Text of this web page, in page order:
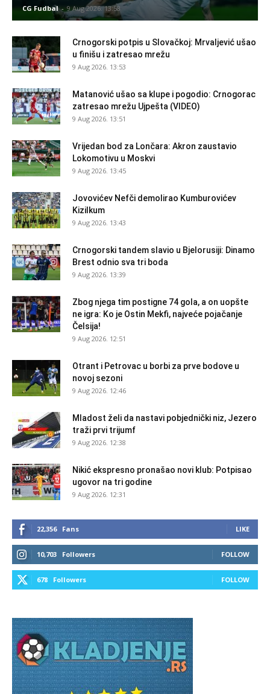
CG Fudbal - 9 Aug 2026. 13:58
Crnogorski potpis u Slovačkoj: Mrvaljević ušao
u finišu i zatresao mrežu
9 Aug 2026. 13:53
Matanović ušao sa klupe i pogodio: Crnogorac
zatresao mrežu Ujpešta (VIDEO)
9 Aug 2026. 13:51
Vrijedan bod za Lončara: Akron zaustavio
Lokomotivu u Moskvi
9 Aug 2026. 13:45
Jovovićev Nefči demolirao Kumburovićev
Kizilkum
9 Aug 2026. 13:43
Crnogorski tandem slavio u Bjelorusiji: Dinamo
Brest odnio sva tri boda
9 Aug 2026. 13:39
Zbog njega tim postigne 74 gola, a on uopšte
ne igra: Ko je Ostin Mekfi, najveće pojačanje
Čelsija!
9 Aug 2026. 12:51
Otrant i Petrovac u borbi za prve bodove u
novoj sezoni
9 Aug 2026. 12:46
Mladost želi da nastavi pobjednički niz, Jezero
traži prvi trijumf
9 Aug 2026. 12:38
Nikić ekspresno pronašao novi klub: Potpisao
ugovor na tri godine
9 Aug 2026. 12:31
22,356 Fans LIKE
10,703 Followers FOLLOW
678 Followers FOLLOW